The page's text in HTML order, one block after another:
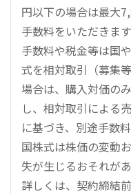
円以下の場合は最大
手数料をいただきま
手数料や税金等は国
式を相対取引（募集
場合は、購入対価の
し、相対取引による
に基づき、別途手数
国株式は株価の変動
失が生じるおそれがあ
詳しくは、契約締結